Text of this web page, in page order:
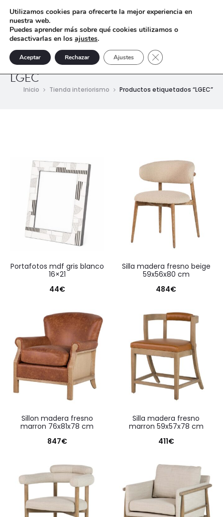
LGEC
Inicio Tienda interiorismo Productos etiquetados “LGEC”
portafotos mdf gris blanco
16×21
44€
silla madera fresno beige
59x56x80 cm
484€
sillon madera fresno
marron 76x81x78 cm
847€
silla madera fresno
marron 59x57x78 cm
411€
Utilizamos cookies para ofrecerte la mejor experiencia en
nuestra web.
Puedes aprender más sobre qué cookies utilizamos o
desactivarlas en los ajustes.
Aceptar Rechazar Ajustes Cerrar el banner de